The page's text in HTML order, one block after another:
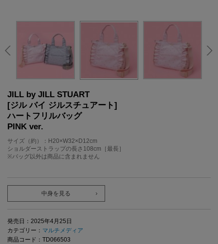
JILL by JILL STUART
[ジル バイ ジルスチュアート]
ハートフリルバッグ
PINK ver.
サイズ（約）：H20×W32×D12cm
ショルダーストラップの長さ108cm［最長］
※バッグ以外は商品に含まれません
中身を見る
発売日：2025年4月25日
カテゴリー： マルチメディア
商品コード：TD066503